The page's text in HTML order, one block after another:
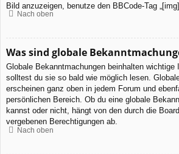
Bild anzuzeigen, benutze den BBCode-Tag
Nach oben
Was sind globale
Globale Bekanntmachungen beinhalten wichtige
solltest du sie so bald wie möglich lesen.
erscheinen ganz oben in jedem Forum und
persönlichen Bereich. Ob du eine globale
kannst oder nicht, hängt von den durch die
vergebenen Berechtigungen ab.
Nach oben